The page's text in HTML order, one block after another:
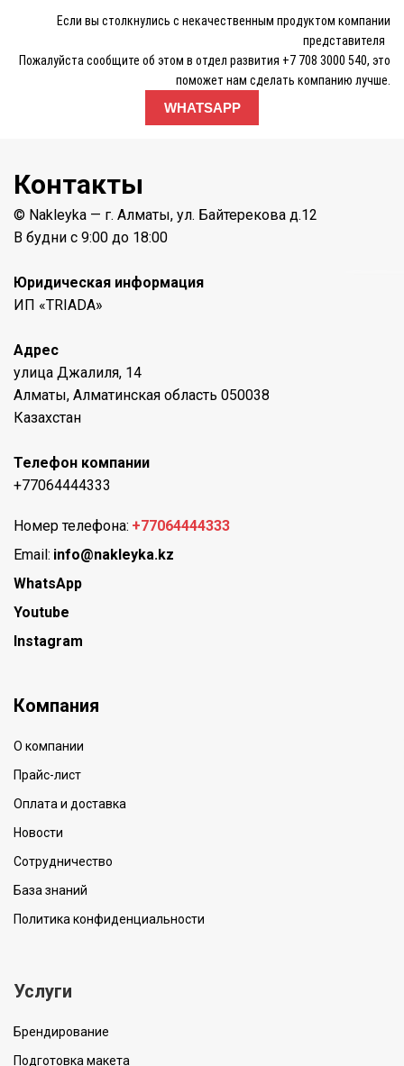
Если вы столкнулись с некачественным продуктом компании
представителя
Пожалуйста сообщите об этом в отдел развития +7 708 3000 540, это
поможет нам сделать компанию лучше.
WHATSAPP
Контакты
© Nakleyka — г. Алматы, ул. Байтерекова д.12
В будни с 9:00 до 18:00
Юридическая информация
ИП «TRIADA»
Адрес
улица Джалиля, 14
Алматы, Алматинская область 050038
Казахстан
Телефон компании
+77064444333
Номер телефона: +77064444333
Email: info@nakleyka.kz
WhatsApp
Youtube
Instagram
Компания
О компании
Прайс-лист
Оплата и доставка
Новости
Сотрудничество
База знаний
Политика конфиденциальности
Услуги
Брендирование
Подготовка макета